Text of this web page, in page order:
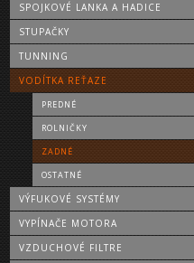
SPOJKOVÉ LANKA A HADICE
STUPAČKY
TUNNING
VODÍTKA REŤAZE
PREDNÉ
ROLNIČKY
ZADNÉ
OSTATNÉ
VÝFUKOVÉ SYSTÉMY
VYPÍNAČE MOTORA
VZDUCHOVÉ FILTRE